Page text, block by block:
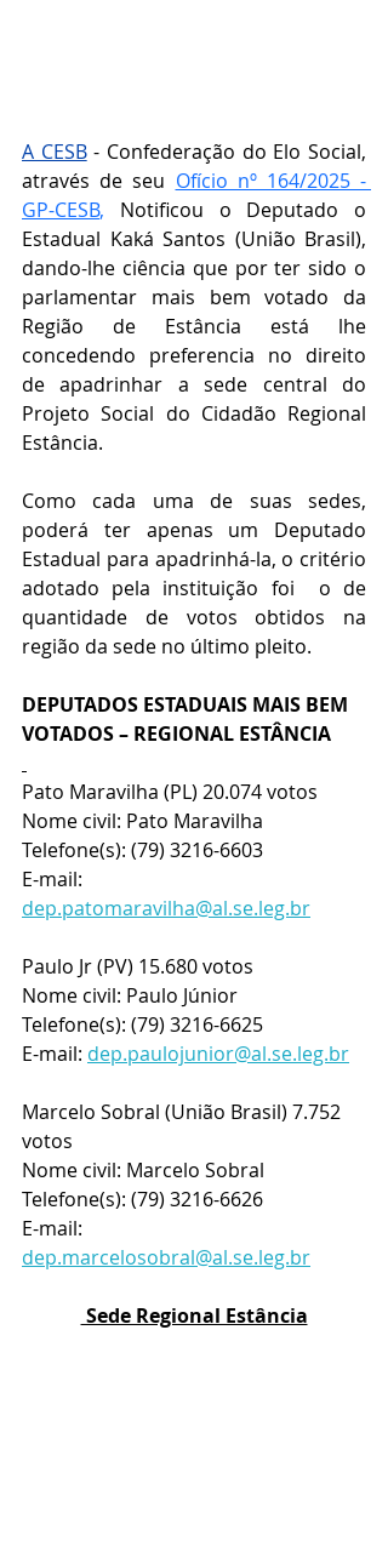
A CESB - Confederação do Elo Social,
através de seu Ofício nº 164/2025 -
GP-CESB,
Notificou o Deputado o
Estadual Kaká Santos (União Brasil),
dando-lhe ciência que por ter sido o
parlamentar mais bem votado da
Região de Estância está lhe
concedendo preferencia no direito
de apadrinhar a sede central do
Projeto Social do Cidadão Regional
Estância.
Como cada uma de suas sedes,
poderá ter apenas um Deputado
Estadual para apadrinhá-la, o critério
adotado pela instituição foi  o de
quantidade de votos obtidos na
região da sede no último pleito.
DEPUTADOS ESTADUAIS MAIS BEM
VOTADOS – REGIONAL ESTÂNCIA
Pato Maravilha (PL) 20.074 votos
Nome civil: Pato Maravilha
Telefone(s): (79) 3216-6603
E-mail:
dep.patomaravilha@al.se.leg.br
Paulo Jr (PV) 15.680 votos
Nome civil: Paulo Júnior
Telefone(s): (79) 3216-6625
E-mail: dep.paulojunior@al.se.leg.br
Marcelo Sobral (União Brasil) 7.752
votos
Nome civil: Marcelo Sobral
Telefone(s): (79) 3216-6626
E-mail:
dep.marcelosobral@al.se.leg.br
Sede Regional Estância